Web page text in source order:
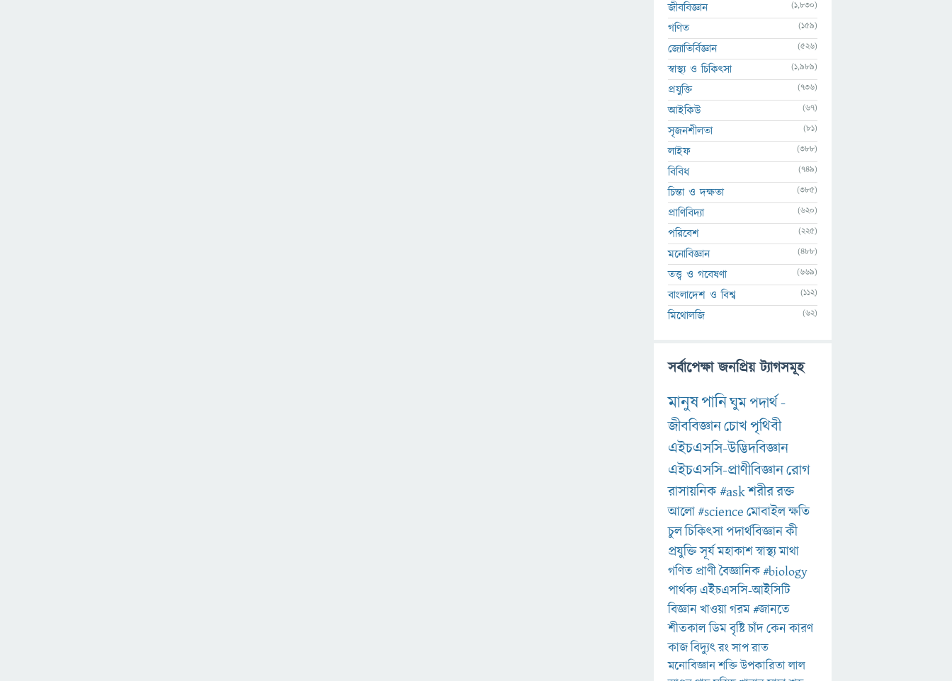
জীববিজ্ঞান (1,830)
গণিত (159)
জ্যোতির্বিজ্ঞান (526)
স্বাস্থ্য ও চিকিৎসা (1,989)
প্রযুক্তি (736)
আইকিউ (67)
সৃজনশীলতা (81)
লাইফ (388)
বিবিধ (749)
চিন্তা ও দক্ষতা (385)
প্রাণিবিদ্যা (620)
পরিবেশ (225)
মনোবিজ্ঞান (488)
তত্ত্ব ও গবেষণা (669)
বাংলাদেশ ও বিশ্ব (112)
মিথোলজি (62)
সর্বাপেক্ষা জনপ্রিয় ট্যাগসমূহ
মানুষপানিঘুমপদার্থ-
জীববিজ্ঞানচোখপৃথিবী
এইচএসসি-উদ্ভিদবিজ্ঞান
এইচএসসি-প্রাণীবিজ্ঞানরোগ
রাসায়নিক#askশরীররক্ত
আলো#scienceমোবাইলক্ষতি
চুলচিকিৎসাপদার্থবিজ্ঞানকী
প্রযুক্তিসূর্যমহাকাশস্বাস্থ্যমাথা
গণিত প্রাণীবৈজ্ঞানিক#biology
পার্থক্য এইচএসসি-আইসিটি
বিজ্ঞানখাওয়াগরম#জানতে
শীতকালডিমবৃষ্টিচাঁদকেনকারণ
কাজবিদ্যুৎরংসাপরাত
মনোবিজ্ঞানশক্তিউপকারিতালাল